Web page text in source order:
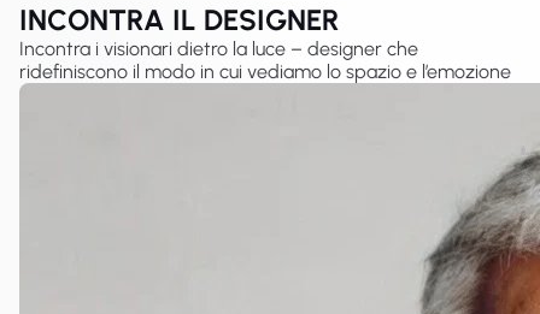
INCONTRA IL DESIGNER
Incontra i visionari dietro la luce – designer che
ridefiniscono il modo in cui vediamo lo spazio e l’emozione